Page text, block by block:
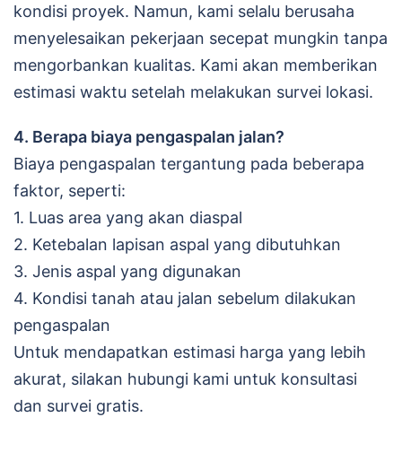
kondisi proyek. Namun, kami selalu berusaha
menyelesaikan pekerjaan secepat mungkin tanpa
mengorbankan kualitas. Kami akan memberikan
estimasi waktu setelah melakukan survei lokasi.
4. Berapa biaya pengaspalan jalan?
Biaya pengaspalan tergantung pada beberapa
faktor, seperti:
1. Luas area yang akan diaspal
2. Ketebalan lapisan aspal yang dibutuhkan
3. Jenis aspal yang digunakan
4. Kondisi tanah atau jalan sebelum dilakukan
pengaspalan
Untuk mendapatkan estimasi harga yang lebih
akurat, silakan hubungi kami untuk konsultasi
dan survei gratis.